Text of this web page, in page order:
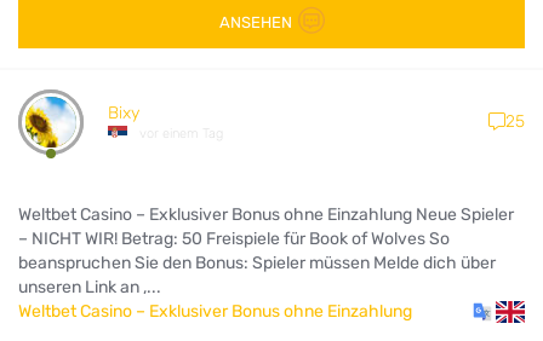
ANSEHEN
Bixy
vor einem Tag
25
Weltbet Casino – Exklusiver Bonus ohne Einzahlung Neue Spieler
– NICHT WIR! Betrag: 50 Freispiele für Book of Wolves So
beanspruchen Sie den Bonus: Spieler müssen Melde dich über
unseren Link an ,...
Weltbet Casino – Exklusiver Bonus ohne Einzahlung